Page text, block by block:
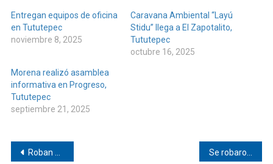
Entregan equipos de oficina
en Tututepec
noviembre 8, 2025
Caravana Ambiental “Layú
Stidu” llega a El Zapotalito,
Tututepec
octubre 16, 2025
Morena realizó asamblea
informativa en Progreso,
Tututepec
septiembre 21, 2025
Navegación
Roban en la Capilla del Calvario de Pinotepa